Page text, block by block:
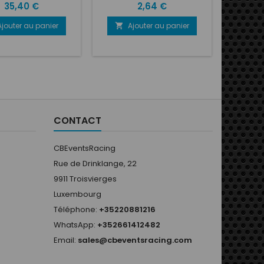
avec visserie en
acier
en 3
couleurs
Prix
35,40 €
au panier
Prix
2,64 €
 Ajouter au panier 
CONTACT
CBEventsRacing
Rue de Drinklange, 22
9911 Troisvierges
Luxembourg
Téléphone: +35220881216
WhatsApp: +352661412482
Email: sales@cbeventsracing.com